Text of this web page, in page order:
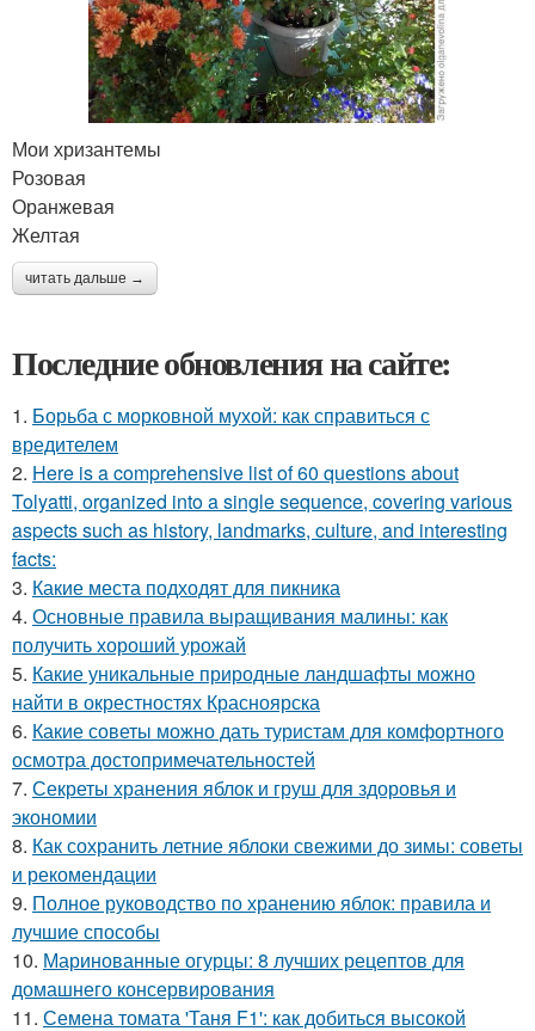
Мои хризантемы
Розовая
Оранжевая
Желтая
читать дальше →
Последние обновления на сайте:
1. Борьба с морковной мухой: как справиться с
вредителем
2. Here is a comprehensive list of 60 questions about
Tolyatti, organized into a single sequence, covering various
aspects such as history, landmarks, culture, and interesting
facts:
3. Какие места подходят для пикника
4. Основные правила выращивания малины: как
получить хороший урожай
5. Какие уникальные природные ландшафты можно
найти в окрестностях Красноярска
6. Какие советы можно дать туристам для комфортного
осмотра достопримечательностей
7. Секреты хранения яблок и груш для здоровья и
экономии
8. Как сохранить летние яблоки свежими до зимы: советы
и рекомендации
9. Полное руководство по хранению яблок: правила и
лучшие способы
10. Маринованные огурцы: 8 лучших рецептов для
домашнего консервирования
11. Семена томата 'Таня F1': как добиться высокой